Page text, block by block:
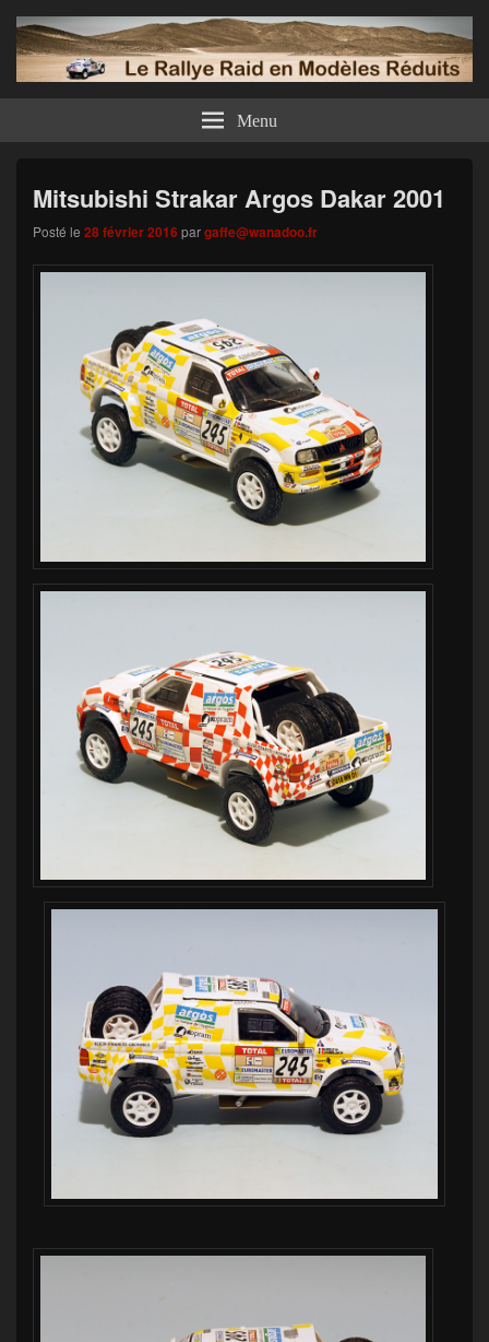
Menu
Mitsubishi Strakar Argos Dakar 2001
Posté le 28 février 2016pargaffe@wanadoo.fr